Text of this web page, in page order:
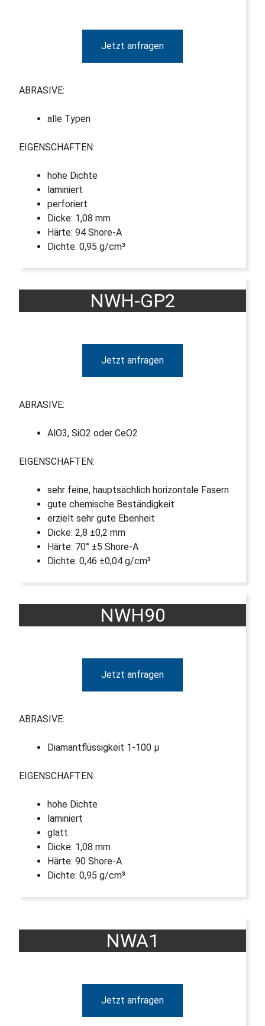
Jetzt anfragen
ABRASIVE:
alle Typen
EIGENSCHAFTEN:
hohe Dichte
laminiert
perforiert
Dicke: 1,08 mm
Härte: 94 Shore-A
Dichte: 0,95 g/cm³
NWH-GP2
Jetzt anfragen
ABRASIVE:
AlO3, SiO2 oder CeO2
EIGENSCHAFTEN:
sehr feine, hauptsächlich horizontale Fasern
gute chemische Beständigkeit
erzielt sehr gute Ebenheit
Dicke: 2,8 ±0,2 mm
Härte: 70° ±5 Shore-A
Dichte: 0,46 ±0,04 g/cm³
NWH90
Jetzt anfragen
ABRASIVE:
Diamantflüssigkeit 1-100 µ
EIGENSCHAFTEN:
hohe Dichte
laminiert
glatt
Dicke: 1,08 mm
Härte: 90 Shore-A
Dichte: 0,95 g/cm³
NWA1
Jetzt anfragen